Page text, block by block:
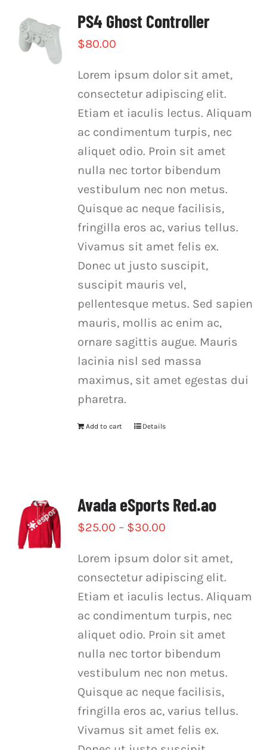
PS4 Ghost Controller
$80.00
Lorem ipsum dolor sit amet,
consectetur adipiscing elit.
Etiam et iaculis lectus. Aliquam
ac condimentum turpis, nec
aliquet odio. Proin sit amet
nulla nec tortor bibendum
vestibulum nec non metus.
Quisque ac neque facilisis,
fringilla eros ac, varius tellus.
Vivamus sit amet felis ex.
Donec ut justo suscipit,
suscipit mauris vel,
pellentesque metus. Sed sapien
mauris, mollis ac enim ac,
ornare sagittis augue. Mauris
lacinia nisl sed massa
maximus, sit amet egestas dui
pharetra.
Add to cart Details
Avada eSports Red.ao
$25.00 – $30.00
Lorem ipsum dolor sit amet,
consectetur adipiscing elit.
Etiam et iaculis lectus. Aliquam
ac condimentum turpis, nec
aliquet odio. Proin sit amet
nulla nec tortor bibendum
vestibulum nec non metus.
Quisque ac neque facilisis,
fringilla eros ac, varius tellus.
Vivamus sit amet felis ex.